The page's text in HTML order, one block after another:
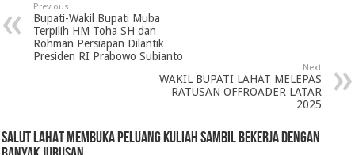
Previous
Bupati-Wakil Bupati Muba
Terpilih HM Toha SH dan
Rohman Persiapan Dilantik
Presiden RI Prabowo Subianto
Next
WAKIL BUPATI LAHAT MELEPAS
RATUSAN OFFROADER LATAR
2025
SALUT LAHAT MEMBUKA PELUANG KULIAH SAMBIL BEKERJA DENGAN